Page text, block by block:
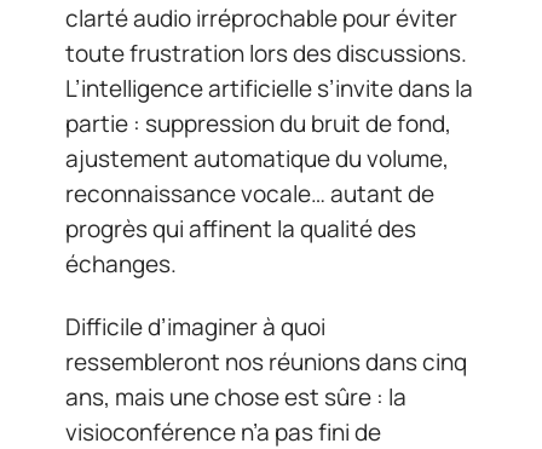
clarté audio irréprochable pour éviter
toute frustration lors des discussions.
L’intelligence artificielle s’invite dans la
partie : suppression du bruit de fond,
ajustement automatique du volume,
reconnaissance vocale… autant de
progrès qui affinent la qualité des
échanges.
Difficile d’imaginer à quoi
ressembleront nos réunions dans cinq
ans, mais une chose est sûre : la
visioconférence n’a pas fini de